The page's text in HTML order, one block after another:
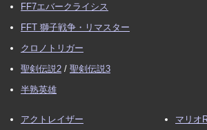
FF7エバークライシス
FFT 獅子戦争・リマスター
クロノトリガー
聖剣伝説2 / 聖剣伝説3
半熟英雄
アクトレイザー
マリオ